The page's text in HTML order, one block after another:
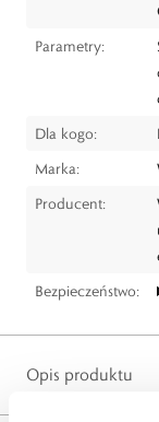
Parametry:
Dla kogo:
Marka:
Producent:
Bezpieczeństwo:
Opis produktu